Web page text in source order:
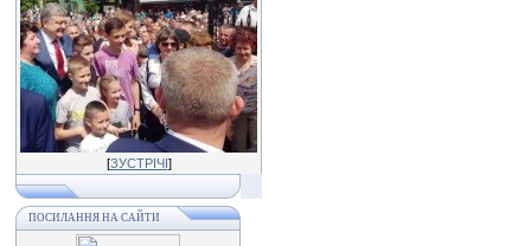
[ЗУСТРІЧІ]
ПОСИЛАННЯ НА САЙТИ